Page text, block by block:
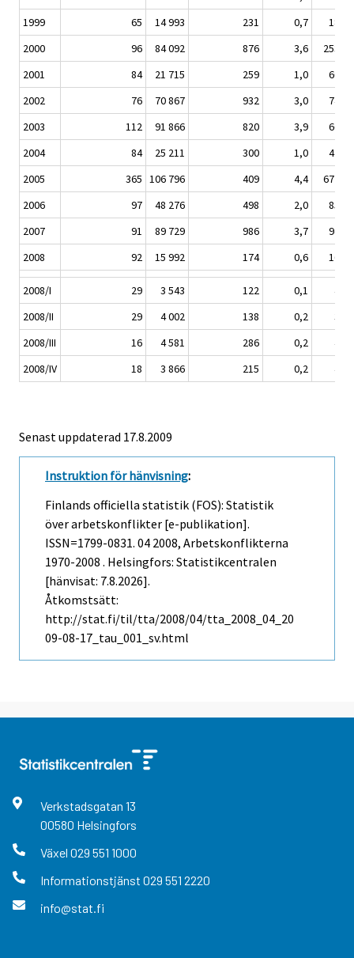
1999
65 14 993 231 0,7
18
2000
96 84 092 876 3,6
253
2001
84 21 715 259 1,0
60
2002
76 70 867 932 3,0
74
2003
112 91 866 820 3,9
66
2004
84 25 211 300 1,0
42
2005
365 106 796 409 4,4
672
2006
97 48 276 498 2,0
85
2007
91 89 729 986 3,7
94
2008
92 15 992 174 0,6 16
2008/I 29 3 543 122 0,1
4
2008/II
29 4 002 138 0,2
3
2008/III
16 4 581 286 0,2
4
2008/IV
18 3 866 215 0,2 4
Senast uppdaterad 17.8.2009
Instruktion för hänvisning:
Finlands officiella statistik (FOS): Statistik
över arbetskonflikter [e-publikation].
ISSN=1799-0831. 04 2008, Arbetskonflikterna
1970-2008 . Helsingfors: Statistikcentralen
[hänvisat: 7.8.2026].
Åtkomstsätt:
http://stat.fi/til/tta/2008/04/tta_2008_04_20
09-08-17_tau_001_sv.html
Verkstadsgatan 13
00580 Helsingfors
Växel 029 551 1000
Informationstjänst 029 551 2220
info@stat.fi